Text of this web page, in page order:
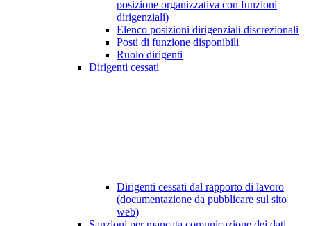
posizione organizzativa con funzioni
dirigenziali)
Elenco posizioni dirigenziali discrezionali
Posti di funzione disponibili
Ruolo dirigenti
Dirigenti cessati
Dirigenti cessati dal rapporto di lavoro
(documentazione da pubblicare sul sito
web)